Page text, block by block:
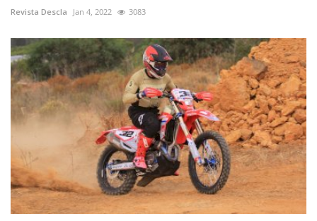
Revista Descla Jan 4, 2022 3083